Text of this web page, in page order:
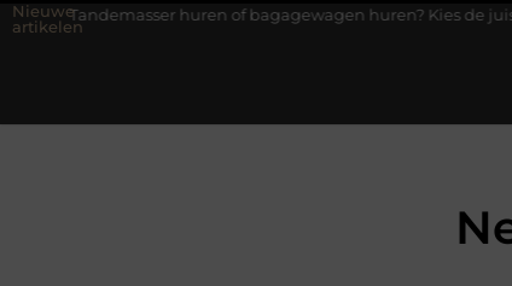
Nieuwe
artikelen
huren of bagagewagen huren? Kies de juiste aanhanger